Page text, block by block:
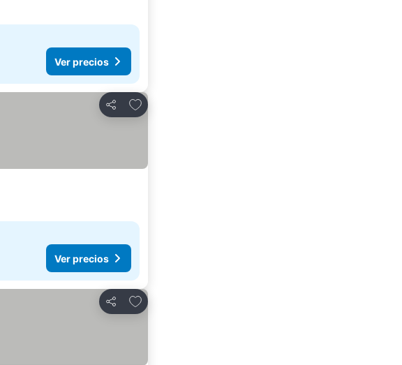
Ver precios
Compartir
Añadir a favoritos
Ver precios
Compartir
Añadir a favoritos